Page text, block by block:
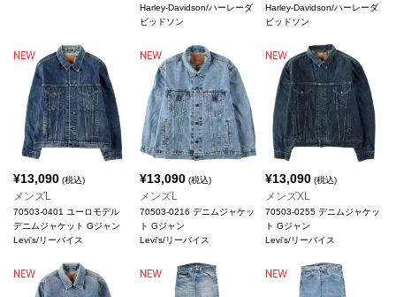
Harley-Davidson/ハーレーダ
ビッドソン
Harley-Davidson/ハーレーダ
ビッドソン
¥13,090 (税込)
メンズL
70503-0401 ユーロモデル
デニムジャケット Gジャン
Levi's/リーバイス
¥13,090(税込)
メンズL
70503-0216 デニムジャケッ
ト Gジャン
Levi's/リーバイス
¥13,090 (税込)
メンズXL
70503-0255 デニムジャケッ
ト Gジャン
Levi's/リーバイス